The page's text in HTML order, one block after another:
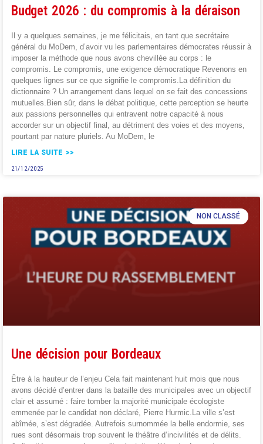
Budget 2026 : du compromis à la déraison
Il y a quelques semaines, je me félicitais, en tant que secrétaire
général du MoDem, d’avoir vu les parlementaires démocrates réussir à
imposer la méthode que nous avons chevillée au corps : le
compromis. Le compromis, une exigence démocratique Revenons en
quelques lignes sur ce que signifie le compromis.La définition du
dictionnaire ? Un arrangement dans lequel on se fait des concessions
mutuelles.Bien sûr, dans le débat politique, cette perception se heurte
aux passions personnelles qui entravent notre capacité à nous
accorder sur un objectif final, au détriment des voies et des moyens,
pourtant par nature pluriels. Au MoDem, le
LIRE LA SUITE >>
21/12/2025
NON CLASSÉ
Une décision pour Bordeaux
Être à la hauteur de l’enjeu Cela fait maintenant huit mois que nous
avons décidé d’entrer dans la bataille des municipales avec un objectif
clair et assumé : faire tomber la majorité municipale écologiste
emmenée par le candidat non déclaré, Pierre Hurmic.La ville s’est
abîmée, s’est dégradée. Autrefois surnommée la belle endormie, ses
rues sont désormais trop souvent le théâtre d’incivilités et de délits.